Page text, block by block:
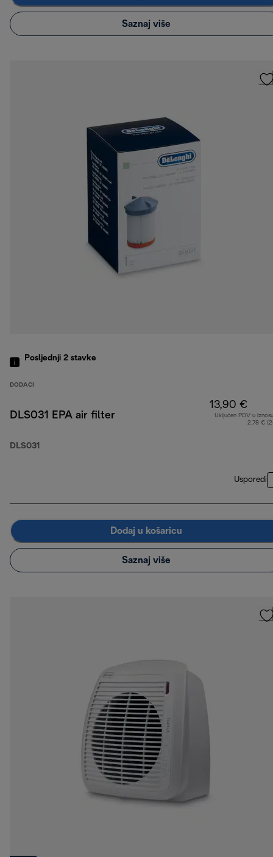
Saznaj više
Posljednji 2 stavke
DODACI
DLS031 EPA air filter
DLS031
13,90 €
Uključen PDV u
2,78 €
Usporedi
Dodaj u košaricu
Saznaj više